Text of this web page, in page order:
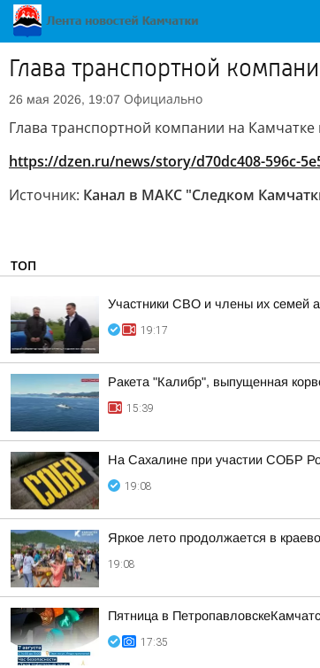
Глава транспортной
26 мая 2026, 19:07 Официально
Глава транспортной компании на
https://dzen.ru/news/story/d70dc408-596c-
Источник: Канал в МАКС "Следком
ТОП
Участники СВО и члены их семей
19:17
Ракета "Калибр", выпущенная
15:39
На Сахалине при участии СОБР
19:08
Яркое лето продолжается в
19:08
Пятница в
17:35